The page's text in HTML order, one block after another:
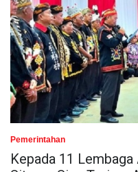
Pemerintahan
Kepada 11